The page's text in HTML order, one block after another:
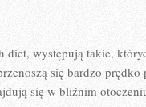
diet, występują takie,
się bardzo
się w bliźnim